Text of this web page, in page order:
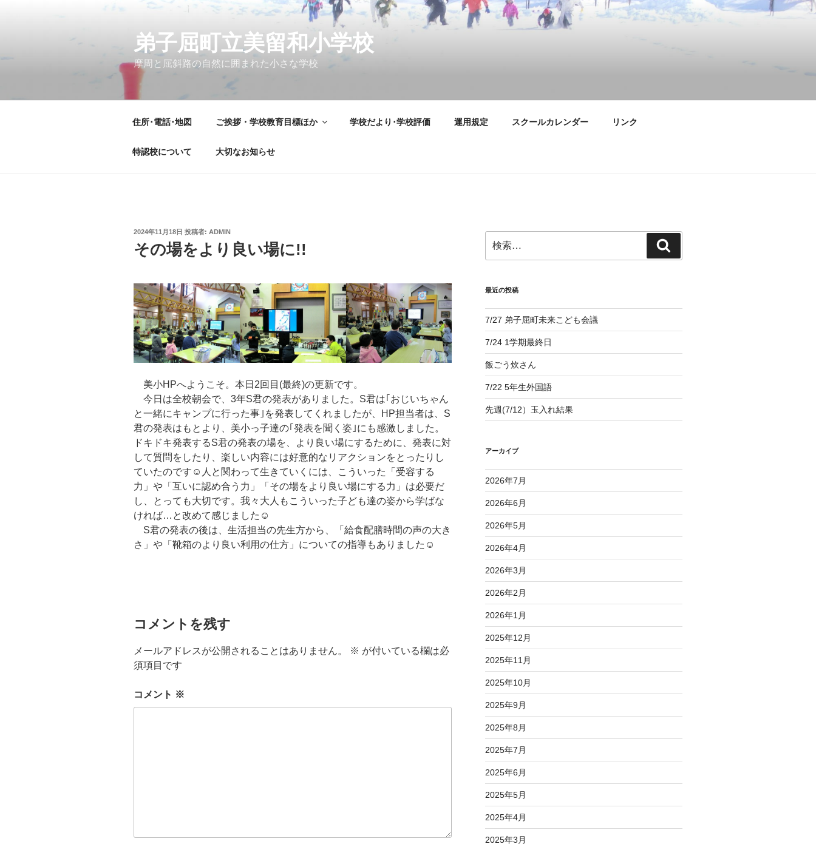
弟子屈町立美留和小学校
摩周と屈斜路の自然に囲まれた小さな学校
住所･電話･地図 ご挨拶・学校教育目標ほか 学校だより･学校評価 運用規定 スクールカレンダー リンク
特認校について 大切なお知らせ
投
日:
2024年11月18日 投稿者: ADMIN
その場をより良い場に!!
美小HPへようこそ。本日2回目(最終)の更新です。
今日は全校朝会で、3年S君の発表がありました。S君は｢おじいちゃん
と一緒にキャンプに行った事｣を発表してくれましたが、HP担当者は、S
君の発表はもとより、美小っ子達の｢発表を聞く姿｣にも感激しました。
ドキドキ発表するS君の発表の場を、より良い場にするために、発表に対
して質問をしたり、楽しい内容には好意的なリアクションをとったりし
ていたのです☺人と関わって生きていくには、こういった「受容する
力」や「互いに認め合う力」「その場をより良い場にする力」は必要だ
し、とっても大切です。我々大人もこういった子ども達の姿から学ばな
ければ…と改めて感じました☺
S君の発表の後は、生活担当の先生方から、「給食配膳時間の声の大き
さ」や「靴箱のより良い利用の仕方」についての指導もありました☺
コメントを残す
メールアドレスが公開されることはありません。 ※ が付いている欄は必
須項目です
コメント ※
索:
索
最近の投稿
7/27 弟子屈町未来こども会議
7/24 1学期最終日
飯ごう炊さん
7/22 5年生外国語
先週(7/12）玉入れ結果
アーカイブ
2026年7月
2026年6月
2026年5月
2026年4月
2026年3月
2026年2月
2026年1月
2025年12月
2025年11月
2025年10月
2025年9月
2025年8月
2025年7月
2025年6月
2025年5月
2025年4月
2025年3月